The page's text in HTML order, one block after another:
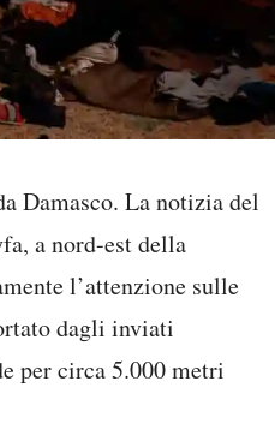
Damasco. La notizia del
a nord-est della
l’attenzione sulle
dagli inviati
per circa 5.000 metri